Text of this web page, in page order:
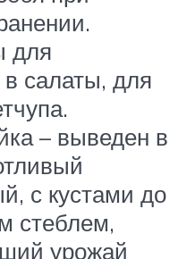
для
салаты, для
– выведен в
с кустами до
стеблем,
урожай